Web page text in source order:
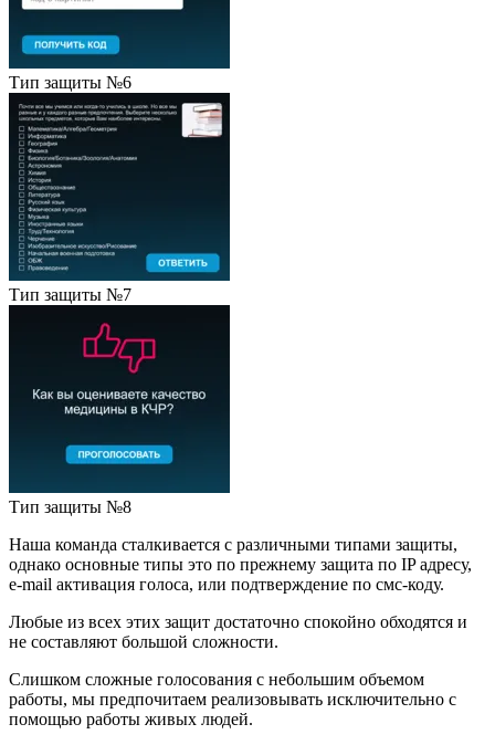
Тип защиты №6
Тип защиты №7
Тип защиты №8
Наша команда сталкивается с различными типами защиты,
однако основные типы это по прежнему защита по IP адресу,
e-mail активация голоса, или подтверждение по смс-коду.
Любые из всех этих защит достаточно спокойно обходятся и
не составляют большой сложности.
Слишком сложные голосования с небольшим объемом
работы, мы предпочитаем реализовывать исключительно с
помощью работы живых людей.